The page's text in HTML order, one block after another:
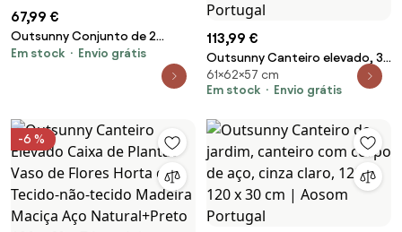
67,99 €
Outsunny Conjunto de 2
canteiros elevados, canteiro
modular, 2 peças, sem fundo,
Ø60 x 30 cm. Prata | Aosom
Em stock Envio grátis
113,99 €
Outsunny Canteiro elevado, 3
níveis, decoração roda de
carroça, madeira natural, 62 x
61×62×57 cm
Em stock
Envio grátis
-6 %